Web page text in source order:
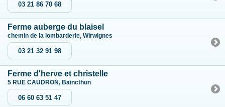
03 21 86 70 68
Ferme auberge du blaisel
chemin de la lombarderie, Wirwignes
03 21 32 91 98
Ferme d'herve et christelle
5 RUE CAUDRON, Baincthun
06 60 63 51 47